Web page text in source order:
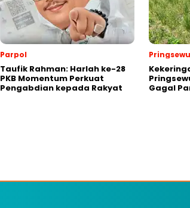
Parpol
Taufik Rahman: Harlah ke-28
PKB Momentum Perkuat
Pengabdian kepada Rakyat
Pringsewu
Gagal